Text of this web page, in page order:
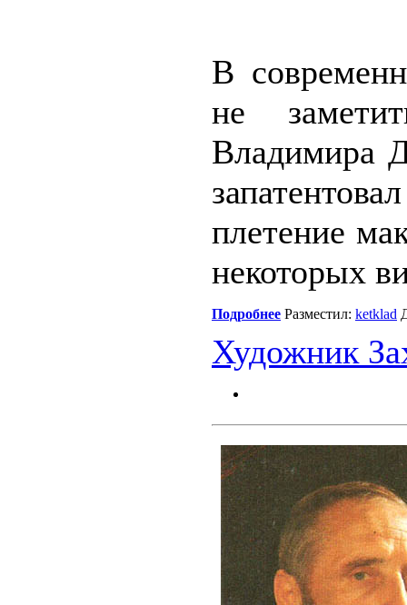
В
не
Владимира
плетение
некоторых
Подробнее Разместил: ketklad
Художник